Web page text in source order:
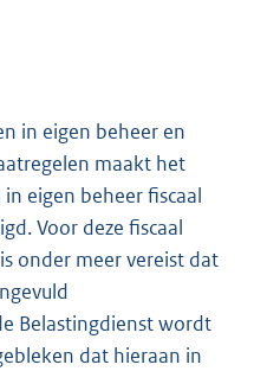
in eigen beheer en
maakt het
eigen beheer fiscaal
Voor deze fiscaal
onder meer vereist dat
Belastingdienst wordt
dat hieraan in